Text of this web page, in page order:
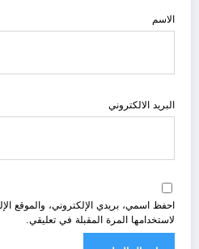
الاسم
البريد الالكتروني
احفظ اسمي، بريدي الإلكتروني، والموقع
لاستخدامها المرة المقبلة في تعليقي.